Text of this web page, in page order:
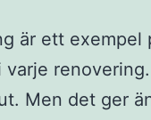
är ett exempel
Men det ger